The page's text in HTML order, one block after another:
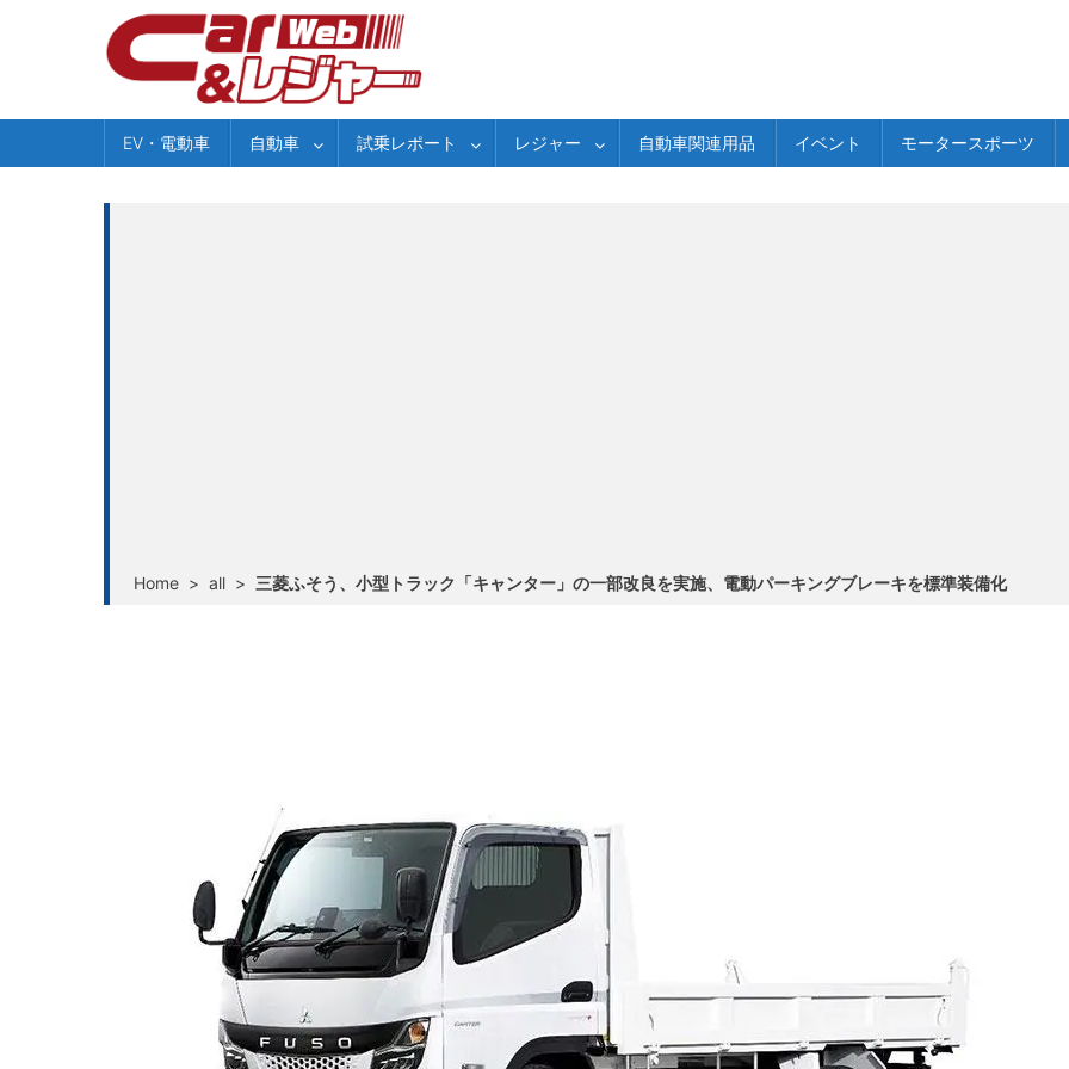
EV・電動車 自動車 試乗レポート レジャー 自動車関連用品 イベント モータースポーツ
Home > all > 三菱ふそう、小型トラック「キャンター」の一部改良を実施、電動パーキングブレーキを標準装備化